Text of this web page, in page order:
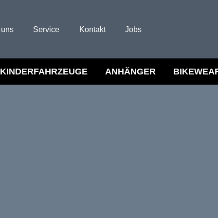
Service Kontakt Jobs
KINDERFAHRZEUGE ANHÄNGER